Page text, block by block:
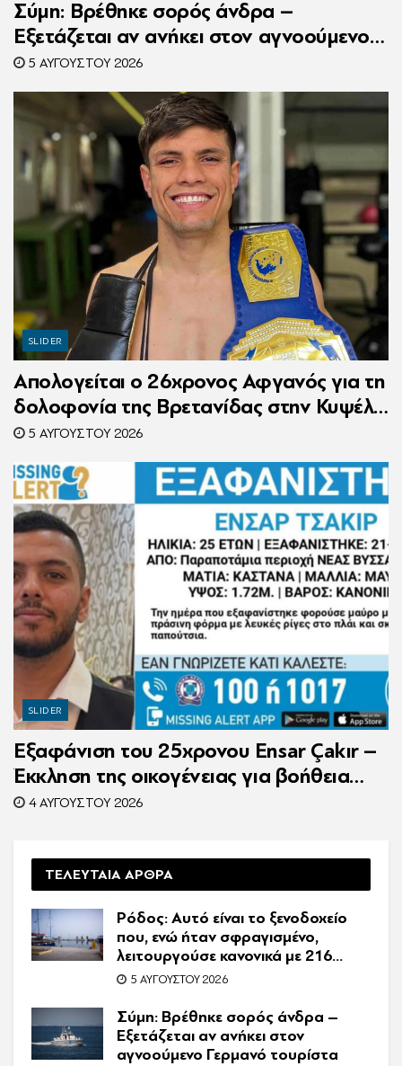
Σύμη: Βρέθηκε σορός άνδρα –
Εξετάζεται αν ανήκει στον αγνοούμενο
Γερμανό τουρίστα
5 ΑΥΓΟΎΣΤΟΥ 2026
SLIDER
Απολογείται ο 26χρονος Αφγανός για τη
δολοφονία της Βρετανίδας στην Κυψέλη
– Η ιστορία του είχε γίνει ντοκιμαντέρ
5 ΑΥΓΟΎΣΤΟΥ 2026
SLIDER
Εξαφάνιση του 25χρονου Ensar Çakır –
Έκκληση της οικογένειας για βοήθεια
στον εντοπισμό του
4 ΑΥΓΟΎΣΤΟΥ 2026
ΤΕΛΕΥΤΑΙΑ ΑΡΘΡΑ
Ρόδος: Αυτό είναι το ξενοδοχείο
που, ενώ ήταν σφραγισμένο,
λειτουργούσε κανονικά με 216
πελάτες – Συνελήφθη η
5 ΑΥΓΟΎΣΤΟΥ 2026
Σύμη: Βρέθηκε σορός άνδρα –
Εξετάζεται αν ανήκει στον
αγνοούμενο Γερμανό τουρίστα